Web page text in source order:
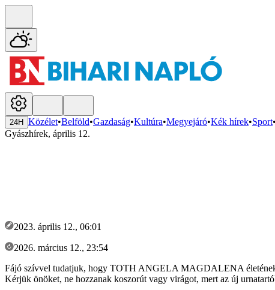
24H Közélet•Belföld•Gazdaság•Kultúra•Megyejáró•Kék hírek•Sport•
Gyászhírek, április 12.
2023. április 12., 06:01
2026. március 12., 23:54
Fájó szívvel tudatjuk, hogy TOTH ANGELA MAGDALENA életének
Kérjük önöket, ne hozzanak koszorút vagy virágot, mert az új